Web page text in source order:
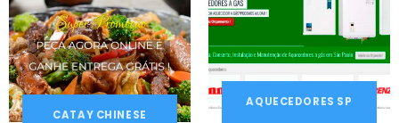
AQUECEDORES SP
CATAY CHINESE